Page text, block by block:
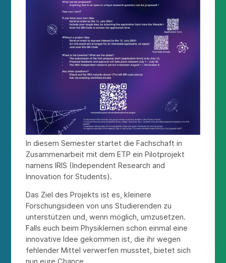
In diesem Semester startet die Fachschaft in
Zusammenarbeit mit dem ETP ein Pilotprojekt
namens IRIS (Independent Research and
Innovation for Students).
Das Ziel des Projekts ist es, kleinere
Forschungsideen von uns Studierenden zu
unterstützen und, wenn möglich, umzusetzen.
Falls euch beim Physiklernen schon einmal eine
innovative Idee gekommen ist, die ihr wegen
fehlender Mittel verwerfen musstet, bietet sich